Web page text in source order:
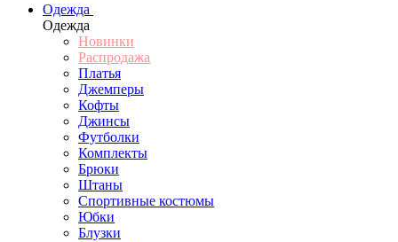
Одежда
Одежда
Новинки
Распродажа
Платья
Джемперы
Кофты
Джинсы
Футболки
Комплекты
Брюки
Штаны
Спортивные костюмы
Юбки
Блузки